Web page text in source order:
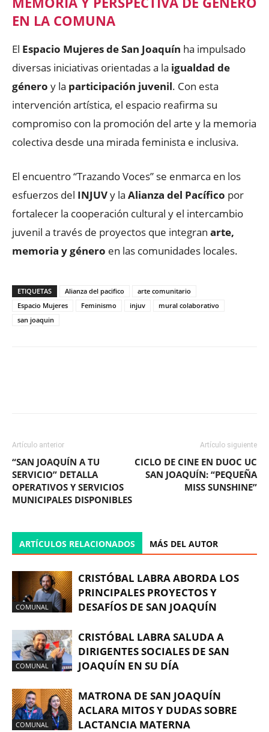
EN LA COMUNA
El Espacio Mujeres de San Joaquín ha impulsado
diversas iniciativas orientadas a la igualdad de
género y la participación juvenil. Con esta
intervención artística, el espacio reafirma su
compromiso con la promoción del arte y la memoria
colectiva desde una mirada feminista e inclusiva.
El encuentro “Trazando Voces” se enmarca en los
esfuerzos del INJUVy la Alianza del Pacífico por
fortalecer la cooperación cultural y el intercambio
juvenil a través de proyectos que integran arte,
memoria y género en las comunidades locales.
ETIQUETAS Alianza del pacifico
arte comunitario
Espacio Mujeres
Feminismo injuv
mural colaborativo
san joaquin
Artículo anterior
“SAN JOAQUÍN A TU
SERVICIO” DETALLA
OPERATIVOS Y SERVICIOS
MUNICIPALES DISPONIBLES
Artículo siguiente
CICLO DE CINE EN DUOC UC
SAN JOAQUÍN: “PEQUEÑA
MISS SUNSHINE”
ARTÍCULOS RELACIONADOS MÁS DEL AUTOR
COMUNAL
CRISTÓBAL LABRA ABORDA LOS
PRINCIPALES PROYECTOS Y
DESAFÍOS DE SAN JOAQUÍN
COMUNAL
CRISTÓBAL LABRA SALUDA A
DIRIGENTES SOCIALES DE SAN
JOAQUÍN EN SU DÍA
COMUNAL
MATRONA DE SAN JOAQUÍN
ACLARA MITOS Y DUDAS SOBRE
LACTANCIA MATERNA